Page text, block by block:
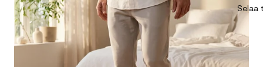
Selaa